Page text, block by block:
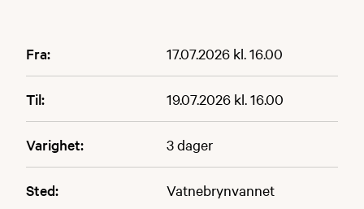
Fra: 17.07.2026 kl. 16.00
Til: 19.07.2026 kl. 16.00
Varighet: 3 dager
Sted: Vatnebrynvannet